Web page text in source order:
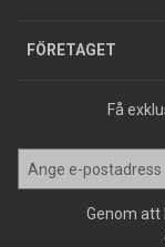
FÖRETAGET
Press
Få
Genom att